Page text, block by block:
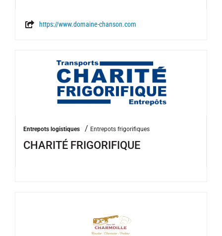
https://www.domaine-chanson.com
Entrepots logistiques / Entrepots frigorifiques
CHARITÉ FRIGORIFIQUE